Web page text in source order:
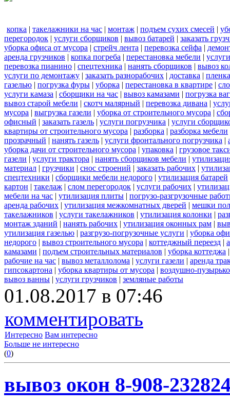
копка | такелажники на час | монтаж | подъем сухих смесей |
перегородок | услуги сборщиков | вывоз батарей | заказать
уборка офиса от мусора | стрейч лента | перевозка сейфа |
аренда грузчиков | копка погреба | перестановка мебели |
перевозка пианино | спецтехника | нанять сборщиков | вывоз
услуги по демонтажу | заказать разнорабочих | доставка | пленка
газелью | погрузка фуры | уборка | перестановка в квартире |
услуги камаза | сборщики на час | вывоз камазами | погрузка
вывоз старой мебели | скотч малярный | перевозка дивана |
мусора | выгрузка газели | уборка от строительного мусора |
офисный | заказать газель | услуги погрузчика | услуги
квартиры от строительного мусора | разборка | разборка мебели
прозрачный | нанять газель | услуги фронтального погрузчика |
уборка дачи от строительного мусора | упаковка | грузовое
газели | услуги трактора | нанять сборщиков мебели |
материал | грузчики | снос строений | заказать рабочих |
спецтехники | сборщики мебели недорого | утилизация батарей
картон | такелаж | слом перегородок | услуги рабочих |
мебели на час | утилизация плиты | погрузо-разгрузочные
аренда рабочих | утилизация межкомнатных дверей | мешки
такелажников | услуги такелажников | утилизация колонки |
монтаж зданий | нанять рабочих | утилизация оконных рам |
утилизация газелью | разгрузо-погрузочные услуги | уборка
недорого | вывоз строительного мусора | коттеджный переезд |
камазами | подъем строительных материалов | уборка коттеджа
рабочие на час | вывоз металлолома | услуги газели | аренда
гипсокартона | уборка квартиры от мусора | воздушно-
вывоз ванны | услуги грузчиков | земляные работы
01.08.2017 в 07:46
комментировать
Интересно Вам интересно
Больше не интересно
(0)
вывоз окон 8-908-